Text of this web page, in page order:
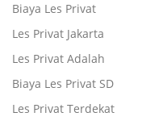
Biaya Les Privat
Les Privat Jakarta
Les Privat Adalah
Biaya Les Privat SD
Les Privat Terdekat